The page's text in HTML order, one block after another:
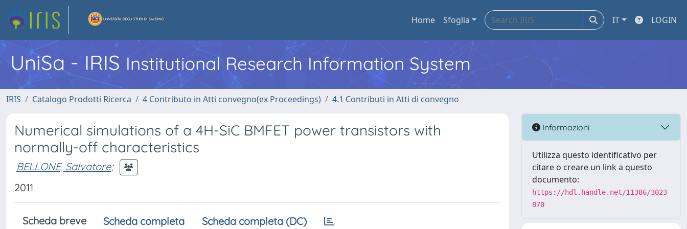
Home Sfoglia IT LOGIN
UniSa - IRIS Institutional Research Information System
IRIS Catalogo Prodotti Ricerca 4 Contributo in Atti convegno(ex Proceedings) 4.1 Contributi in Atti di convegno
Numerical simulations of a 4H-SiC BMFET power transistors with
normally-off characteristics
BELLONE, Salvatore;
2011
Scheda breve Scheda completa Scheda completa (DC)
Informazioni
Utilizza questo identificativo per
citare o creare un link a questo
documento:
https://hdl.handle.net/11386/3023
870